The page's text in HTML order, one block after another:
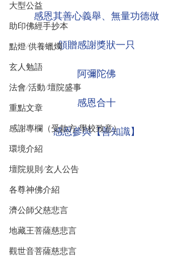
大型公益
助印佛經手抄本
點燈/供養蠟燭
玄人勉語
法會/活動/壇院盛事
重點文章
感謝專欄（受款方/學校致意）
環境介紹
壇院規則/玄人公告
各尊神佛介紹
濟公師父慈悲言
地藏王菩薩慈悲言
觀世音菩薩慈悲言
感恩其善心義舉、無量功德做
頒贈感謝獎狀一只
阿彌陀佛
感恩合十
感恩參與【善知識】